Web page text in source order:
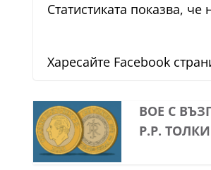
Статистиката показва,
Харесайте Facebook
BOE С
Р.Р.